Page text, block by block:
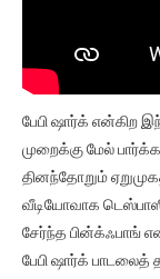
பேபி ஷார்க் என்கிற
முறைக்கு மேல்
தினந்தோறும்
வீடியோவாக
சேர்ந்த பின்க்ஃபாங்
பேபி ஷார்க் பாடலைத்